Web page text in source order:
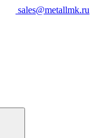
sales@metallmk.ru